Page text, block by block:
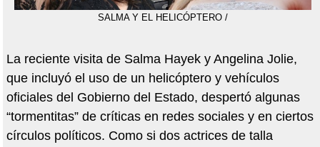
SALMA Y EL HELICÓPTERO /
La reciente visita de Salma Hayek y Angelina Jolie,
que incluyó el uso de un helicóptero y vehículos
oficiales del Gobierno del Estado, despertó algunas
“tormentitas” de críticas en redes sociales y en ciertos
círculos políticos. Como si dos actrices de talla